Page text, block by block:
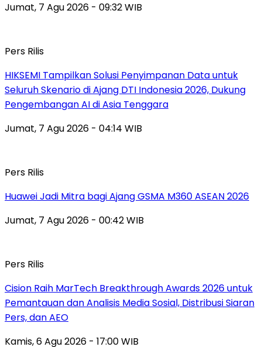
Jumat, 7 Agu 2026 - 09:32 WIB
Pers Rilis
HIKSEMI Tampilkan Solusi Penyimpanan Data untuk
Seluruh Skenario di Ajang DTI Indonesia 2026, Dukung
Pengembangan AI di Asia Tenggara
Jumat, 7 Agu 2026 - 04:14 WIB
Pers Rilis
Huawei Jadi Mitra bagi Ajang GSMA M360 ASEAN 2026
Jumat, 7 Agu 2026 - 00:42 WIB
Pers Rilis
Cision Raih MarTech Breakthrough Awards 2026 untuk
Pemantauan dan Analisis Media Sosial, Distribusi Siaran
Pers, dan AEO
Kamis, 6 Agu 2026 - 17:00 WIB